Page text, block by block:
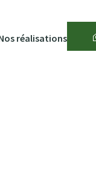
réalisations